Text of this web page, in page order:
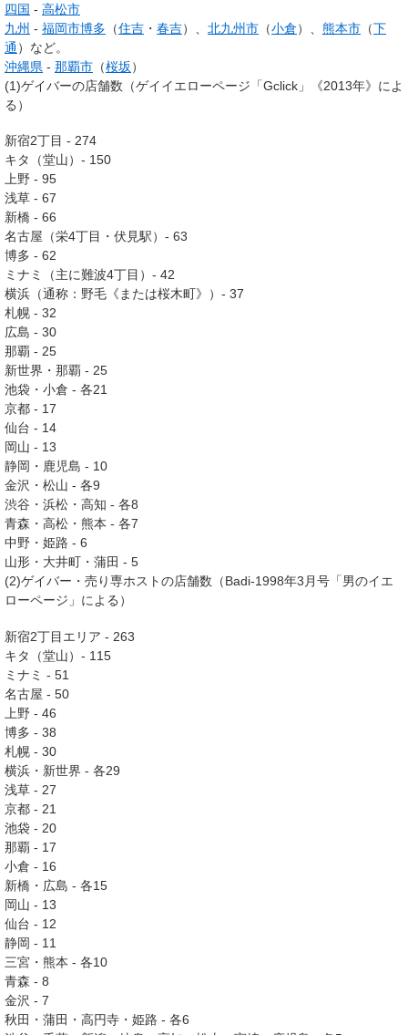
四国 - 高松市
九州 - 福岡市博多 （住吉 ・ 春吉）、 北九州市 （小倉）、 熊本市 （下
通 ）など。
沖縄県 - 那覇市 （桜坂）
(1)ゲイバーの店舗数（ゲイイエローページ「Gclick」《2013年》によ
る）
新宿2丁目 - 274
キタ（堂山）- 150
上野 - 95
浅草 - 67
新橋 - 66
名古屋（栄4丁目・伏見駅）- 63
博多 - 62
ミナミ（主に難波4丁目）- 42
横浜（通称：野毛《または桜木町》）- 37
札幌 - 32
広島 - 30
那覇 - 25
新世界・那覇 - 25
池袋・小倉 - 各21
京都 - 17
仙台 - 14
岡山 - 13
静岡・鹿児島 - 10
金沢・松山 - 各9
渋谷・浜松・高知 - 各8
青森・高松・熊本 - 各7
中野・姫路 - 6
山形・大井町・蒲田 - 5
(2)ゲイバー・売り専ホストの店舗数（Badi-1998年3月号「男のイエ
ローページ」による）
新宿2丁目エリア - 263
キタ（堂山）- 115
ミナミ - 51
名古屋 - 50
上野 - 46
博多 - 38
札幌 - 30
横浜・新世界 - 各29
浅草 - 27
京都 - 21
池袋 - 20
那覇 - 17
小倉 - 16
新橋・広島 - 各15
岡山 - 13
仙台 - 12
静岡 - 11
三宮・熊本 - 各10
青森 - 8
金沢 - 7
秋田・蒲田・高円寺・姫路 - 各6